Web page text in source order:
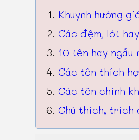
Khuynh hướng
Các đệm, lót
10 tên hay ngẫu
Các tên thích
Các tên chính
Chú thích, trích